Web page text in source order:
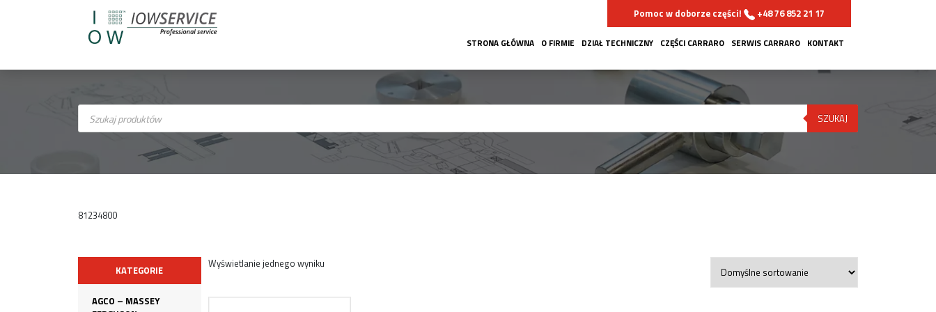
Pomoc w doborze części! +48 76 852 21 17
STRONA GŁÓWNA O FIRMIE DZIAŁ TECHNICZNY CZĘŚCI CARRARO SERWIS CARRARO KONTAKT
Wyszukiwarka
produktów SZUKAJ
81234800
KATEGORIE
AGCO – MASSEY
Wyświetlanie jednego wyniku